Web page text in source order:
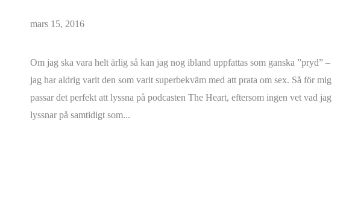
mars 15, 2016
Om jag ska vara helt ärlig så kan jag nog ibland uppfattas som ganska ”pryd” –
jag har aldrig varit den som varit superbekväm med att prata om sex. Så för mig
passar det perfekt att lyssna på podcasten The Heart, eftersom ingen vet vad jag
lyssnar på samtidigt som...